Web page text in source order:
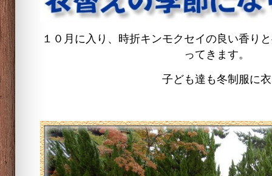
１０月に入り、時折キンモクセイの良い香り
ってきます。
子ども達も冬制服に衣